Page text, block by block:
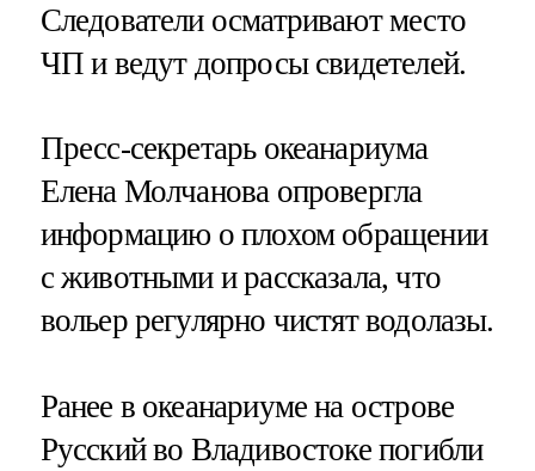
Следователи осматривают место
ЧП и ведут допросы свидетелей.
Пресс-секретарь океанариума
Елена Молчанова опровергла
информацию о плохом обращении
с животными и рассказала, что
вольер регулярно чистят водолазы.
Ранее в океанариуме на острове
Русский во Владивостоке погибли